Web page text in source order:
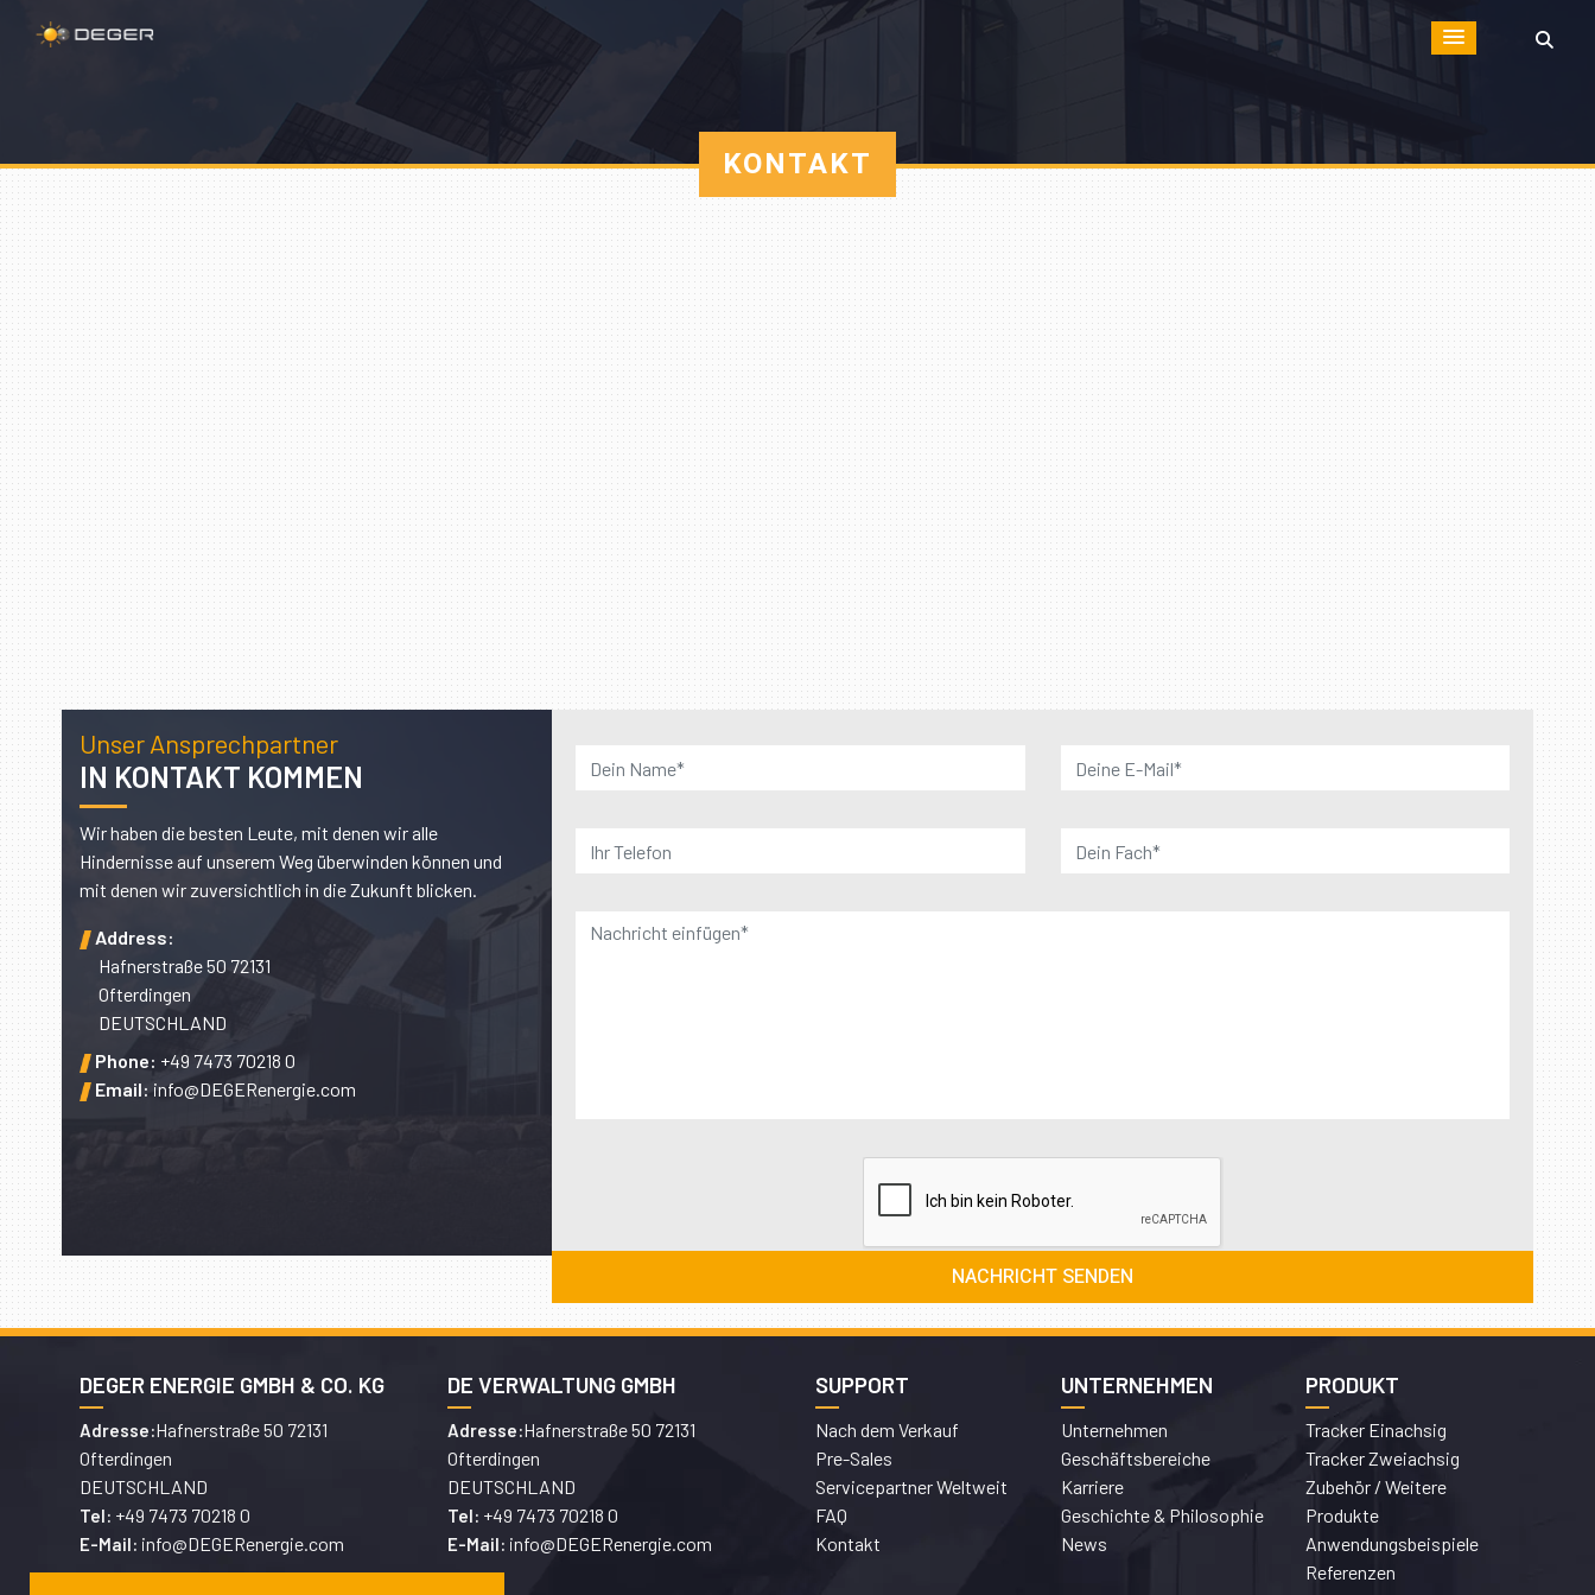
KONTAKT
Unser Ansprechpartner
IN KONTAKT KOMMEN
Wir haben die besten Leute, mit denen wir alle
Hindernisse auf unserem Weg überwinden können und
mit denen wir zuversichtlich in die Zukunft blicken.
Address:
Hafnerstraße 50 72131
Ofterdingen
DEUTSCHLAND
Phone: +49 7473 70218 0
Email: info@DEGERenergie.com
DEGER ENERGIE GMBH & CO. KG
Adresse:Hafnerstraße 50 72131
Ofterdingen
DEUTSCHLAND
Tel: +49 7473 70218 0
E-Mail: info@DEGERenergie.com
DE VERWALTUNG GMBH
Adresse:Hafnerstraße 50 72131
Ofterdingen
DEUTSCHLAND
Tel: +49 7473 70218 0
E-Mail: info@DEGERenergie.com
SUPPORT
Nach dem Verkauf
Pre-Sales
Servicepartner Weltweit
FAQ
Kontakt
UNTERNEHMEN
Unternehmen
Geschäftsbereiche
Karriere
Geschichte & Philosophie
News
PRODUKT
Tracker Einachsig
Tracker Zweiachsig
Zubehör / Weitere
Produkte
Anwendungsbeispiele
Referenzen